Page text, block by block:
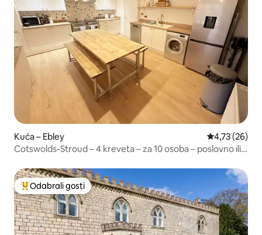
Kuća – Ebley Prosječna
4,73 (26)
Cotswolds-Stroud – 4 kreveta – za 10 osoba – poslovno ili
Među najviše rangiranima s oznakom „Odabrali gosti”
Odabrali gosti